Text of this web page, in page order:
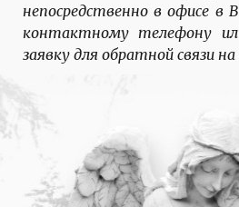
непосредственно в офисе в
контактному телефону
заявку для обратной связи